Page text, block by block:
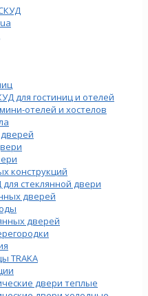
для гостиниц и отелей
мини-отелей и хостелов
конструкций
стеклянной двери
дверей
дверей
TRAKA
двери теплые